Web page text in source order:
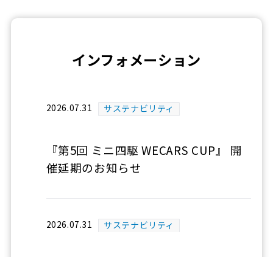
インフォメーション
2026.07.31 サステナビリティ
『第5回 ミニ四駆 WECARS CUP』 開
催延期のお知らせ
2026.07.31 サステナビリティ